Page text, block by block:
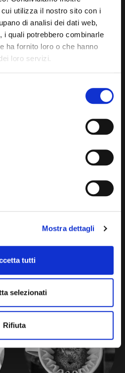
utilizza il nostro sito con i
di analisi dei dati web,
i quali potrebbero combinarle
ha fornito loro o che hanno
loro servizi.
Mostra dettagli
tutti
selezionati
Rifiuta
CAFFÈ POLI
ESPRESSO IN GRANI
CAPSULE